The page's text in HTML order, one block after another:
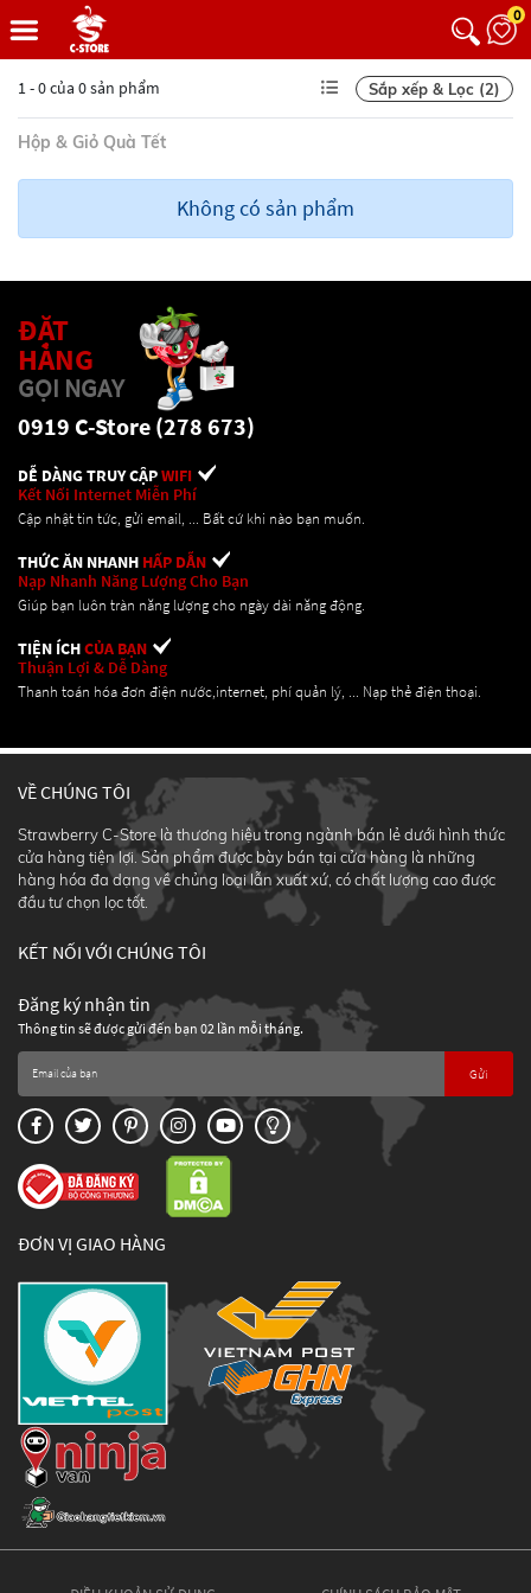
0
1 - 0 của 0 sản phẩm Sắp xếp & Lọc (2)
Hộp & Giỏ Quà Tết
Không có sản phẩm
ĐẶT
HÀNG
GỌI NGAY
0919 C-Store (278 673)
DỄ DÀNG TRUY CẬPWIFI
Kết Nối Internet Miễn Phí
Cập nhật tin tức, gửi email, ... Bất cứ khi nào bạn muốn.
THỨC ĂN NHANH HẤP DẪN
Nạp Nhanh Năng Lượng Cho Bạn
Giúp bạn luôn tràn năng lượng cho ngày dài năng động.
TIỆN ÍCHCỦA BẠN
Thuận Lợi & Dễ Dàng
Thanh toán hóa đơn điện nước,internet, phí quản lý, ... Nạp thẻ điện thoại.
VỀ CHÚNG TÔI
Strawberry C-Store là thương hiệu trong ngành bán lẻ dưới hình thức
cửa hàng tiện lợi. Sản phẩm được bày bán tại cửa hàng là những
hàng hóa đa dạng về chủng loại lẫn xuất xứ, có chất lượng cao được
đầu tư chọn lọc tốt.
KẾT NỐI VỚI CHÚNG TÔI
Đăng ký nhận tin
Thông tin sẽ được gửi đến bạn 02 lần mỗi tháng.
Gửi
ĐƠN VỊ GIAO HÀNG